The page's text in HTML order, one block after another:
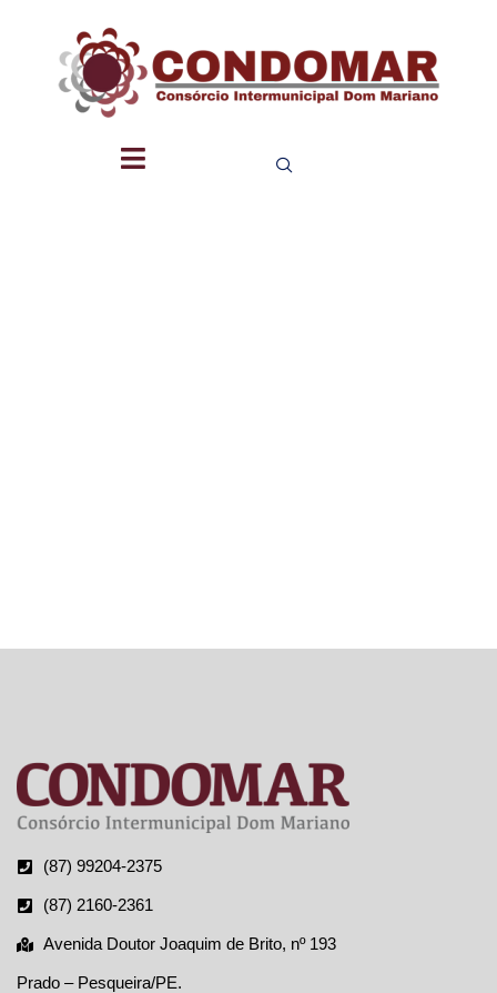
(87) 99204-2375
(87) 2160-2361
Avenida Doutor Joaquim de Brito, nº 193
Prado – Pesqueira/PE.